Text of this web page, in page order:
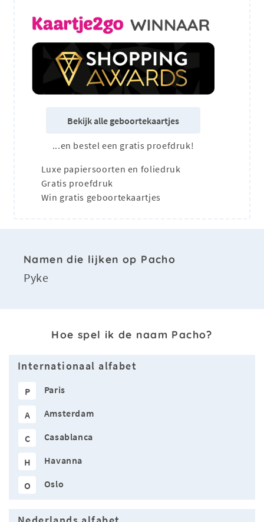
Bekijk alle geboortekaartjes
...en bestel een gratis proefdruk!
Luxe papiersoorten en foliedruk
Gratis proefdruk
Win gratis geboortekaartjes
Namen die lijken op Pacho
Pyke
Hoe spel ik de naam Pacho?
Internationaal alfabet
P Paris
A Amsterdam
C Casablanca
H Havanna
O Oslo